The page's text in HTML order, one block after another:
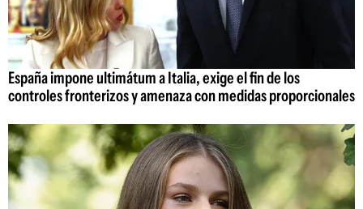
España impone ultimátum a Italia, exige el fin de los
controles fronterizos y amenaza con medidas proporcionales